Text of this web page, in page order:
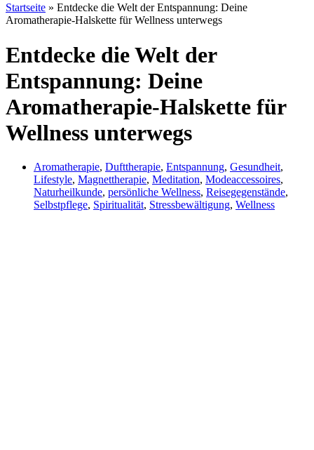
Startseite » Entdecke die Welt der Entspannung: Deine
Aromatherapie-Halskette für Wellness unterwegs
Entdecke die Welt der
Entspannung: Deine
Aromatherapie-Halskette für
Wellness unterwegs
Aromatherapie, Dufttherapie, Entspannung, Gesundheit,
Lifestyle, Magnettherapie, Meditation, Modeaccessoires,
Naturheilkunde, persönliche Wellness, Reisegegenstände,
Selbstpflege, Spiritualität, Stressbewältigung, Wellness